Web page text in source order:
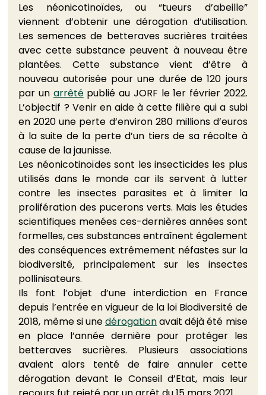
Les néonicotinoïdes, ou “tueurs d’abeille”
viennent d’obtenir une dérogation d’utilisation.
Les semences de betteraves sucrières traitées
avec cette substance peuvent à nouveau être
plantées. Cette substance vient d’être à
nouveau autorisée pour une durée de 120 jours
par un arrêté publié au JORF le 1er février 2022.
L’objectif ? Venir en aide à cette filière qui a subi
en 2020 une perte d’environ 280 millions d’euros
à la suite de la perte d’un tiers de sa récolte à
cause de la jaunisse.
Les néonicotinoïdes sont les insecticides les plus
utilisés dans le monde car ils servent à lutter
contre les insectes parasites et à limiter la
prolifération des pucerons verts. Mais les études
scientifiques menées ces-dernières années sont
formelles, ces substances entraînent également
des conséquences extrêmement néfastes sur la
biodiversité, principalement sur les insectes
pollinisateurs.
Ils font l’objet d’une interdiction en France
depuis l’entrée en vigueur de la loi Biodiversité de
2018, même si une dérogation avait déjà été mise
en place l’année dernière pour protéger les
betteraves sucrières. Plusieurs associations
avaient alors tenté de faire annuler cette
dérogation devant le Conseil d’Etat, mais leur